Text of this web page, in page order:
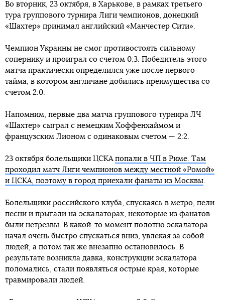
Во вторник, 23 октября, в Харькове, в рамках третьего
тура группового турнира Лиги чемпионов, донецкий
«Шахтер» принимал английский «Манчестер Сити».
Чемпион Украины не смог противостоять сильному
сопернику и проиграл со счетом 0:3. Победитель этого
матча практически определился уже после первого
тайма, в котором англичане добились преимущества со
счетом 2:0.
Напомним, первые два матча группового турнира ЛЧ
«Шахтер» сыграл с немецким Хоффенхаймом и
французским Лионом с одинаковым счетом — 2:2.
23 октября болельщики ЦСКА попали в ЧП в Риме. Там
проходил матч Лиги чемпионов между местной «Ромой»
и ЦСКА, поэтому в город приехали фанаты из Москвы.
Болельщики российского клуба, спускаясь в метро, пели
песни и прыгали на эскалаторах, некоторые из фанатов
были нетрезвы. В какой-то момент полотно эскалатора
начал очень быстро спускаться вниз, увлекая за собой
людей, а потом так же внезапно остановилось. В
результате возникла давка, конструкции эскалатора
поломались, стали появляться острые края, которые
травмировали людей.